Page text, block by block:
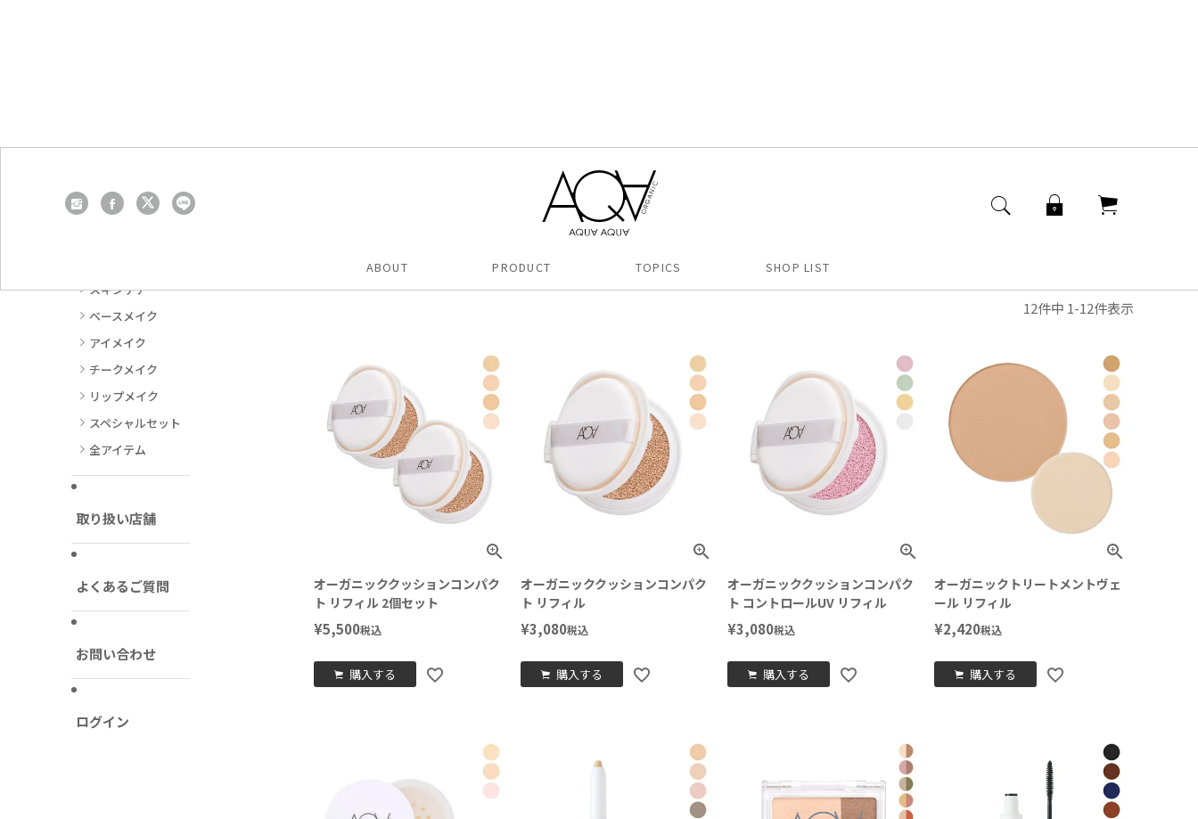
ABOUT PRODUCT TOPICS SHOP LIST
スキンケア
ベースメイク
アイメイク
チークメイク
リップメイク
スペシャルセット
全アイテム
取り扱い店舗
よくあるご質問
お問い合わせ
ログイン
2回目のお買い物におすすめ
12件中 1-12件表示
オーガニッククッションコンパク
ト リフィル 2個セット
¥5,500税込
購入する
オーガニッククッションコンパク
ト リフィル
¥3,080税込
購入する
オーガニッククッションコンパク
ト コントロールUV リフィル
¥3,080税込
購入する
オーガニックトリートメントヴェ
ール リフィル
¥2,420税込
購入する